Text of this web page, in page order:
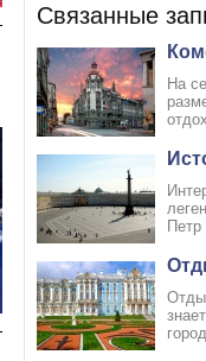
Связанные
На